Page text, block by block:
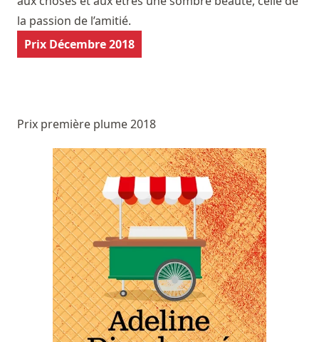
la passion de l’amitié.
Prix Décembre 2018
Prix première plume 2018